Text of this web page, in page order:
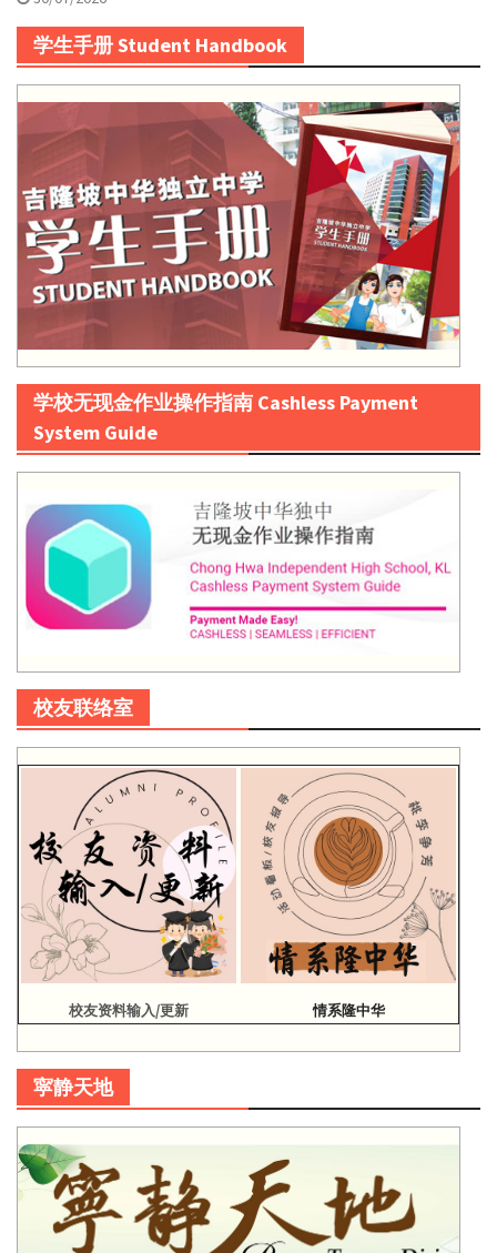
学生手册 Student Handbook
学校无现金作业操作指南 Cashless Payment
System Guide
校友联络室
校友资料输入/更新 情系隆中华
寜静天地